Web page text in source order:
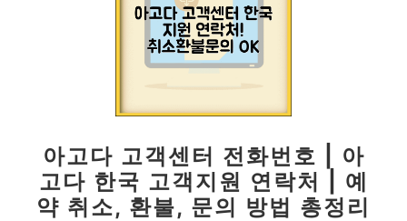
아고다 고객센터 전화번호 | 아
고다 한국 고객지원 연락처 | 예
약 취소, 환불, 문의 방법 총정리